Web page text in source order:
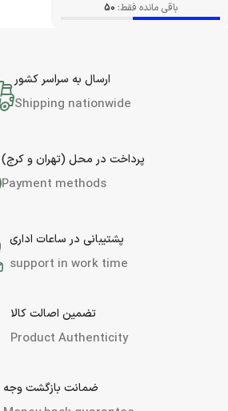
باقی مانده فقط: 50
ارسال به سراسر کشور
Shipping nationwide
پرداخت در محل (تهران و کرج)
Payment methods
پشتیبانی در ساعات اداری
support in work time
تضمین اصالت کالا
Product Authenticity
ضمانت بازگشت وجه